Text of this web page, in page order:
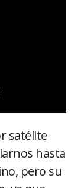
satélite
hasta
pero su